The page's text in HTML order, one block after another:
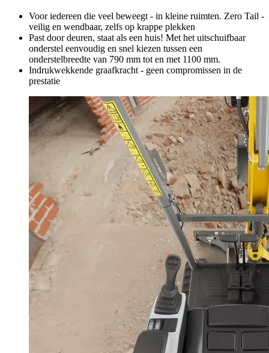
Voor iedereen die veel beweegt - in kleine ruimten. Zero Tail -
veilig en wendbaar, zelfs op krappe plekken
Past door deuren, staat als een huis! Met het uitschuifbaar
onderstel eenvoudig en snel kiezen tussen een
onderstelbreedte van 790 mm tot en met 1100 mm.
Indrukwekkende graafkracht - geen compromissen in de
prestatie